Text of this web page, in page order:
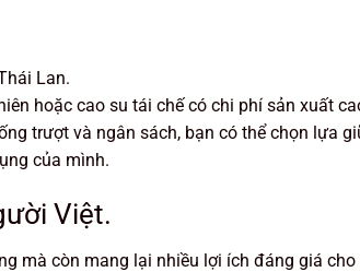
Lan.
hoặc cao su tái chế có chi phí sản xuất
trượt và ngân sách, bạn có thể chọn lựa
của mình.
Việt.
mà còn mang lại nhiều lợi ích đáng giá